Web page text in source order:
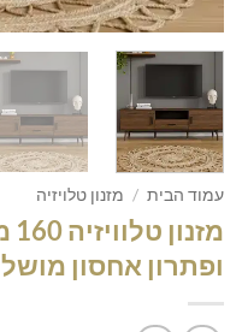
עמוד הבית / מזנון טלויזיה
ופתרון אחסון